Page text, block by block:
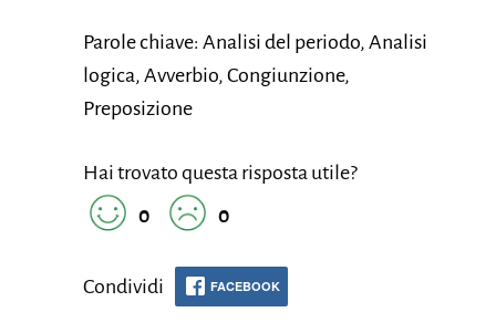
Parole chiave: Analisi del periodo, Analisi
logica, Avverbio, Congiunzione,
Preposizione
Hai trovato questa risposta utile?
0
0
Condividi FACEBOOK